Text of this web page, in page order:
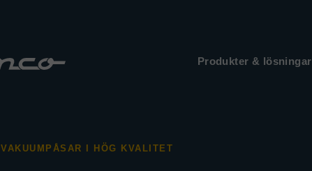
Produkter & lösningar
VAKUUMPÅSAR I HÖG KVALITET